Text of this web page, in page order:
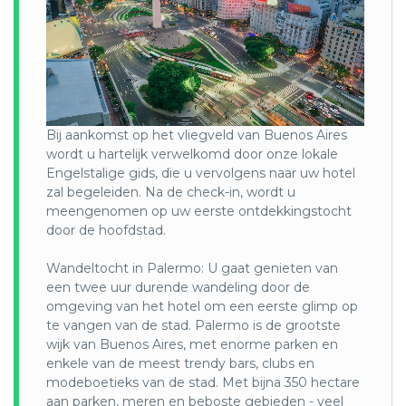
gekenmerkt door een rijke geschiedenis, levendige cultuur
en sterke Europese invloed met als resultaat dat het ook
wel het Parijs van Zuid-Amerika wordt genoemd. Talloze
musea met een overvloed aan onderwerpen, een actieve
theatercultuur, uitstekende restaurants, sensuele
tangovoorstellingen, een mozaïek van architectuur en
leuke winkels die bij alle smaken passen – al deze facetten
en meer vormen de verleidelijke blend die Buenos Aires is.
Enkele van de hoogtepunten van de stad zijn het La
Bombonera Voetbalstadion, tango- en milonga-locaties
zoals het Boheemse La Catedral en culturele
erfgoedarchitectuur zoals die bij de Cementerio de la
met enorme beelden en marmeren mausolea. Ook het
International Festival of Independent Cinema en de
levendige jaarlijkse Gay Pride Parade laten zien dat Buenos
Aires een kleurrijke en diverse stad is.
Patagonië :
Patagonië is een gebied, gelegen ten zuiden van de rivier
de Colorado tot aan de Straat Magellaan. Het gebied strekt
Bij aankomst op het vliegveld van Buenos Aires
wordt u hartelijk verwelkomd door onze lokale
Engelstalige gids, die u vervolgens naar uw hotel
zal begeleiden. Na de check-in, wordt u
meengenomen op uw eerste ontdekkingstocht
door de hoofdstad.
Wandeltocht in Palermo: U gaat genieten van
een twee uur durende wandeling door de
omgeving van het hotel om een eerste glimp op
te vangen van de stad. Palermo is de grootste
wijk van Buenos Aires, met enorme parken en
enkele van de meest trendy bars, clubs en
modeboetieks van de stad. Met bijna 350 hectare
aan parken, meren en beboste gebieden - veel